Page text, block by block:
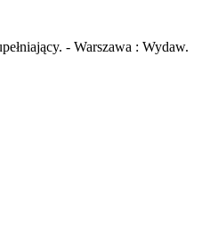
- Warszawa : Wydaw.